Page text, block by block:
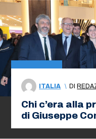
ITALIA \ DI
Chi c’era alla
di Giuseppe